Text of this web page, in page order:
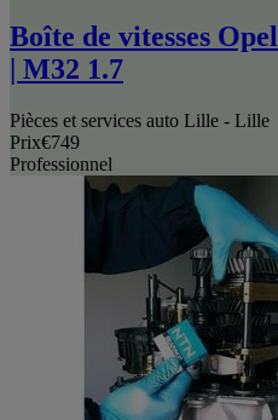
Boîte de vitesses
| M32 1.7
Pièces et services auto Lille - Lille
Prix€749
Professionnel